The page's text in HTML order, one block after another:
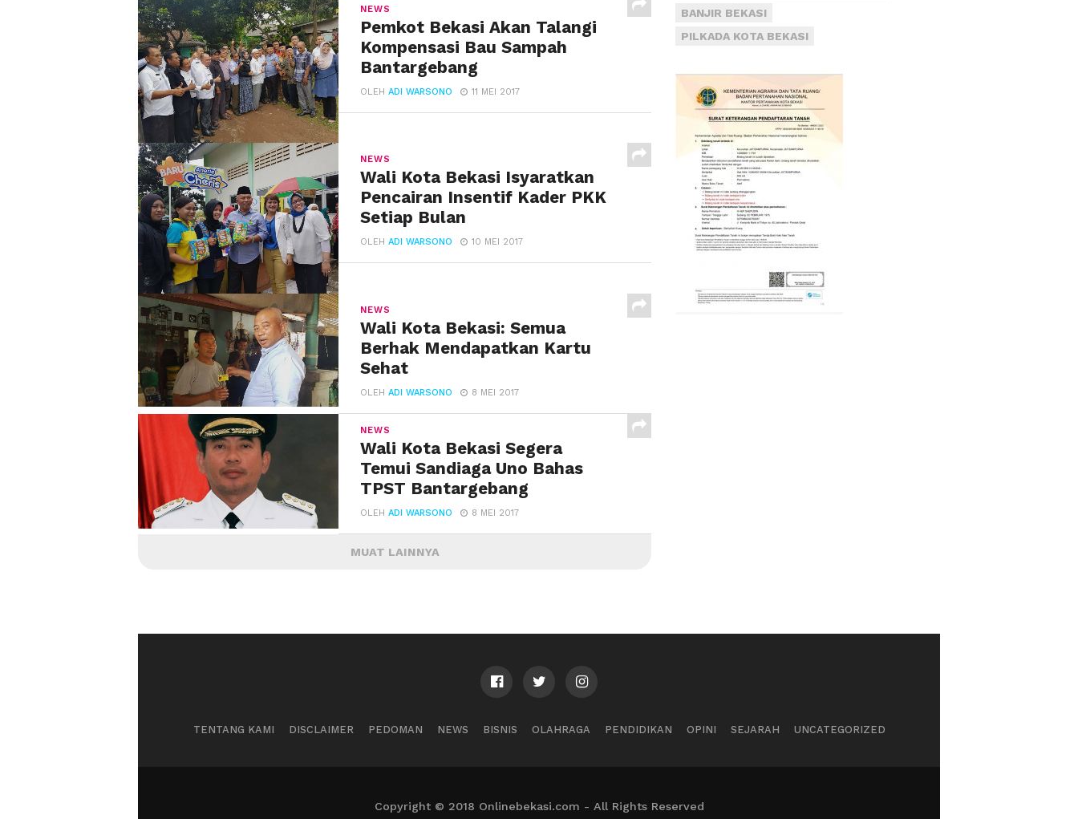
NEWS
Pemkot Bekasi Akan Talangi
Kompensasi Bau Sampah
Bantargebang
OLEHADI WARSONO 11 MEI 2017
NEWS
Wali Kota Bekasi Isyaratkan
Pencairan Insentif Kader PKK
Setiap Bulan
OLEHADI WARSONO 10 MEI 2017
NEWS
Wali Kota Bekasi: Semua
Berhak Mendapatkan Kartu
Sehat
OLEHADI WARSONO 8 MEI 2017
NEWS
Wali Kota Bekasi Segera
Temui Sandiaga Uno Bahas
TPST Bantargebang
OLEHADI WARSONO 8 MEI 2017
MUAT LAINNYA
BANJIR BEKASI
PILKADA KOTA BEKASI
TENTANG KAMI DISCLAIMER PEDOMAN NEWS BISNIS OLAHRAGA PENDIDIKAN OPINI SEJARAH UNCATEGORIZED
Copyright © 2018 Onlinebekasi.com - All Rights Reserved